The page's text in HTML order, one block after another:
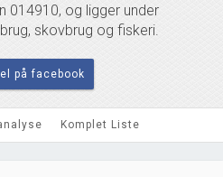
014910, og ligger under
skovbrug og fiskeri.
på facebook
Komplet Liste